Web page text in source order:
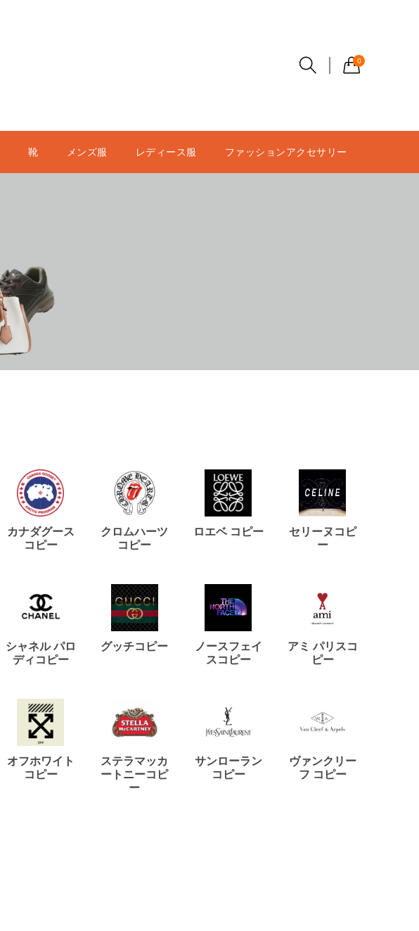
0
靴 メンズ服 レディース服 ファッションアクセサリー
カナダグース
コピー
クロムハーツ
コピー
ロエベ コピー
セリーヌコピ
ー
シャネル パロ
ディコピー
グッチコピー
ノースフェイ
スコピー
アミ パリスコ
ピー
オフホワイト
コピー
ステラマッカ
ートニーコピ
ー
サンローラン
コピー
ヴァンクリー
フ コピー